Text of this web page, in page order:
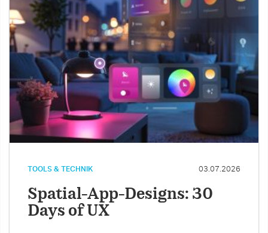
TOOLS & TECHNIK 03.07.2026
Spatial-App-Designs: 30
Days of UX